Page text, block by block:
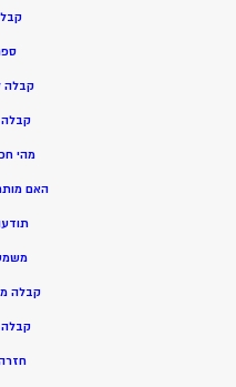
ק
קבלה
קבלה
מהי
האם
קבלה
קבלה